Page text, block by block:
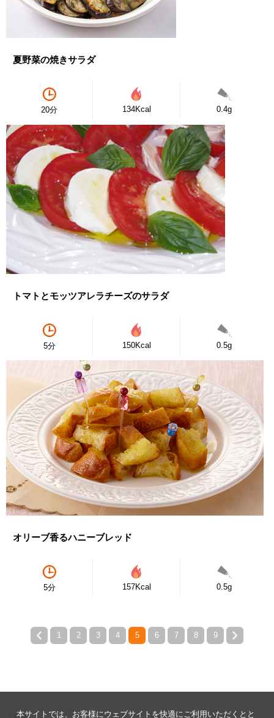
夏野菜の焼きサラダ
20分 134Kcal 0.4g
トマトとモッツアレラチーズのサラダ
5分 150Kcal 0.5g
オリーブ香るハニーブレッド
5分 157Kcal 0.5g
1 2 3 4 5 6 7 8 9
本サイトでは、お客様にウェブサイトを快適にご利用いただくとと